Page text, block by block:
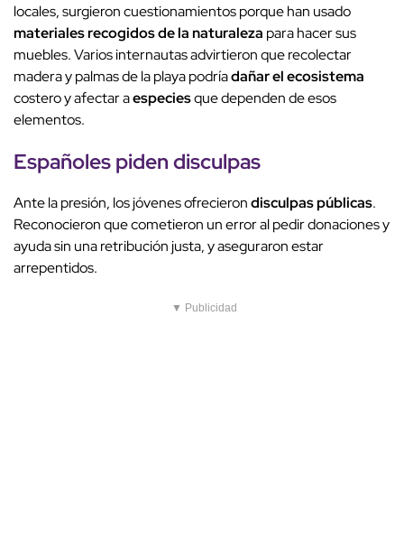
locales, surgieron cuestionamientos porque han usado
materiales recogidos de la naturaleza para hacer sus
muebles. Varios internautas advirtieron que recolectar
madera y palmas de la playa podríadañar el ecosistema
costero y afectar aespeciesque dependen de esos
elementos.
Españoles piden disculpas
Ante la presión, los jóvenes ofrecierondisculpas públicas.
Reconocieron que cometieron un error al pedir donaciones y
ayuda sin una retribución justa, y aseguraron estar
arrepentidos.
▼ Publicidad